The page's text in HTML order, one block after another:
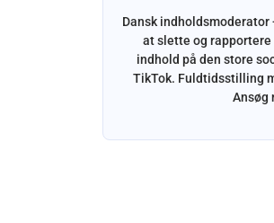
Dansk
at slette og
indhold på den store
TikTok. Fuldtidsstilling
Ansøg